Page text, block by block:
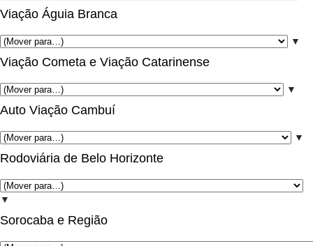
Viação Águia Branca
▼
Viação Cometa e Viação Catarinense
▼
Auto Viação Cambuí
▼
Rodoviária de Belo Horizonte
▼
Sorocaba e Região